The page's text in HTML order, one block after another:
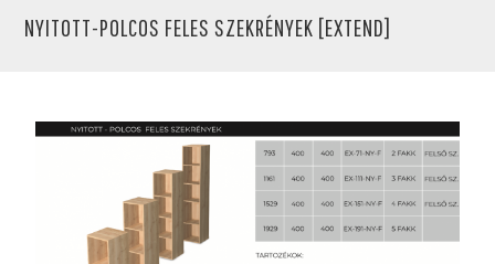
NYITOTT-POLCOS FELES SZEKRÉNYEK [EXTEND]